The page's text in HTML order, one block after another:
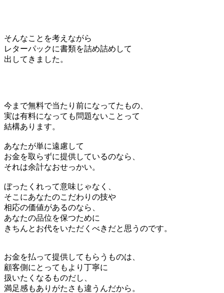
そんなことを考えながら
レターパックに書類を詰め詰めして
出してきました。
今まで無料で当たり前になってたもの、
実は有料になっても問題ないことって
結構あります。
あなたが単に遠慮して
お金を取らずに提供しているのなら、
それは余計なおせっかい。
ぼったくれって意味じゃなく、
そこにあなたのこだわりの技や
相応の価値があるのなら、
あなたの品位を保つために
きちんとお代をいただくべきだと思うのです。
お金を払って提供してもらうものは、
顧客側にとってもより丁寧に
扱いたくなるものだし、
満足感もありがたさも違うんだから。